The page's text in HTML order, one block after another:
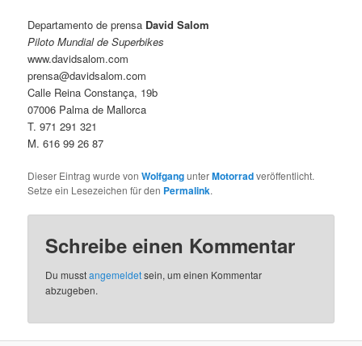
Departamento de prensa David Salom
Piloto Mundial de Superbikes
www.davidsalom.com
prensa@davidsalom.com
Calle Reina Constança, 19b
07006 Palma de Mallorca
T. 971 291 321
M. 616 99 26 87
Dieser Eintrag wurde vonWolfgangunterMotorradveröffentlicht.
Setze ein Lesezeichen für den Permalink.
Schreibe einen Kommentar
Du musstangemeldetsein, um einen Kommentar
abzugeben.